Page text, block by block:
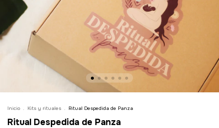
Inicio . Kits y rituales . Ritual Despedida de Panza
Ritual Despedida de Panza